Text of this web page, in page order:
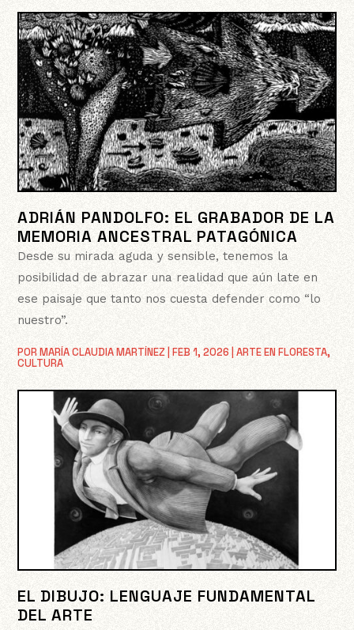
ADRIÁN PANDOLFO: EL GRABADOR DE LA
MEMORIA ANCESTRAL PATAGÓNICA
PORMARÍA CLAUDIA MARTÍNEZ |FEB 1, 2026 |ARTE EN FLORESTA,
CULTURA
Desde su mirada aguda y sensible, tenemos la
posibilidad de abrazar una realidad que aún late en
ese paisaje que tanto nos cuesta defender como “lo
nuestro”.
EL DIBUJO: LENGUAJE FUNDAMENTAL
DEL ARTE